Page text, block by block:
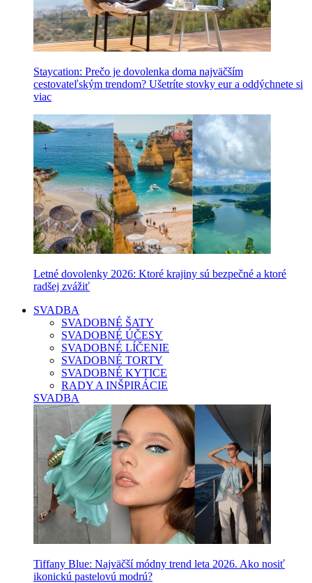
Staycation: Prečo je dovolenka doma najväčším
cestovateľským trendom? Ušetríte stovky eur a oddýchnete si
viac
Letné dovolenky 2026: Ktoré krajiny sú bezpečné a ktoré
radšej zvážiť
SVADBA
SVADOBNÉ ŠATY
SVADOBNÉ ÚČESY
SVADOBNÉ LÍČENIE
SVADOBNÉ TORTY
SVADOBNÉ KYTICE
RADY A INŠPIRÁCIE
SVADBA
Tiffany Blue: Najväčší módny trend leta 2026. Ako nosiť
ikonickú pastelovú modrú?